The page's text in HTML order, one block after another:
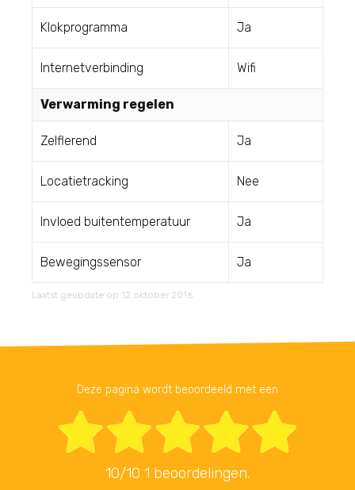
Klokprogramma Ja
Internetverbinding Wifi
Verwarming regelen
Zelflerend Ja
Locatietracking Nee
Invloed buitentemperatuur Ja
Bewegingssensor Ja
Laatst geupdate op 12 oktober 2016
Deze pagina wordt beoordeeld met een
10/10 1 beoordelingen.